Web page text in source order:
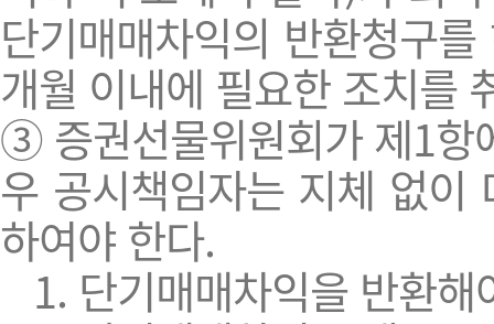
단기매매차익의 반환청구
개월 이내에 필요한 조치를
③ 증권선물위원회가 제1항
우 공시책임자는 지체 없
하여야 한다.
1. 단기매매차익을 반환해